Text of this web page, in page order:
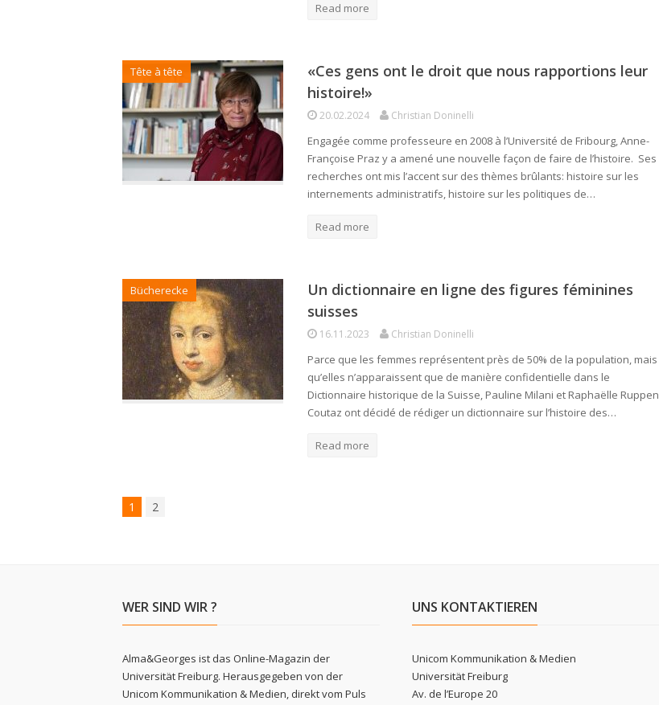
Read more
Tête à tête
«Ces gens ont le droit que nous rapportions leur
histoire!»
20.02.2024 Christian Doninelli
Engagée comme professeure en 2008 à l’Université de Fribourg, Anne-
Françoise Praz y a amené une nouvelle façon de faire de l’histoire. Ses
recherches ont mis l’accent sur des thèmes brûlants: histoire sur les
internements administratifs, histoire sur les politiques de…
Read more
Bücherecke
Un dictionnaire en ligne des figures féminines
suisses
16.11.2023 Christian Doninelli
Parce que les femmes représentent près de 50% de la population, mais
qu’elles n’apparaissent que de manière confidentielle dans le
Dictionnaire historique de la Suisse, Pauline Milani et Raphaëlle Ruppen
Coutaz ont décidé de rédiger un dictionnaire sur l’histoire des…
Read more
1 2
WER SIND WIR ?
Alma&Georges ist das Online-Magazin der
Universität Freiburg. Herausgegeben von der
Unicom Kommunikation & Medien, direkt vom Puls
UNS KONTAKTIEREN
Unicom Kommunikation & Medien
Universität Freiburg
Av. de l’Europe 20